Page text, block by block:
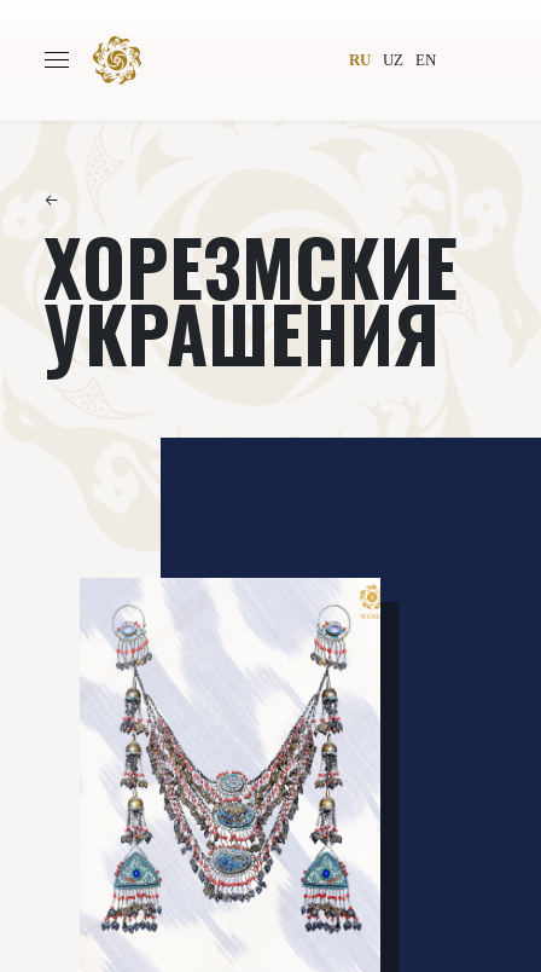
RU UZ EN
Авторы Всемирное общество
Издательство
Проекты
←
ХОРЕЗМСКИЕ
УКРАШЕНИЯ